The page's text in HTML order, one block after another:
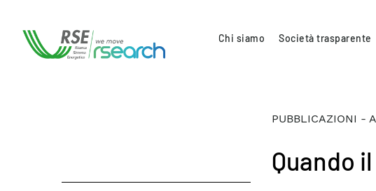
Chi siamo Società trasparente
PUBBLICAZIONI -
Quando